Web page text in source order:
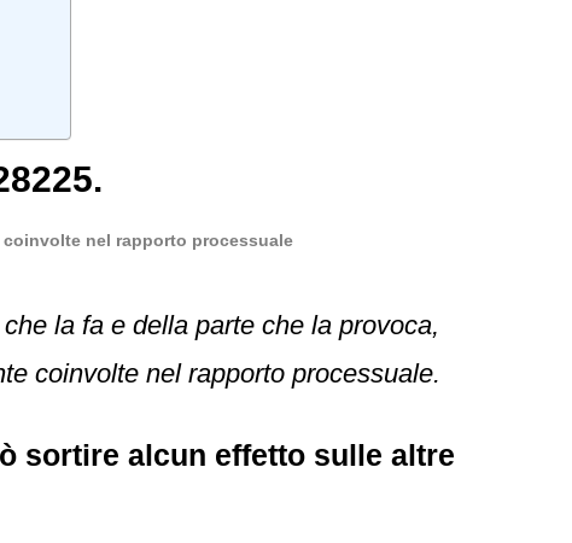
nel rapporto processuale
la fa e della parte che la provoca,
coinvolte nel rapporto processuale.
sortire alcun effetto sulle altre